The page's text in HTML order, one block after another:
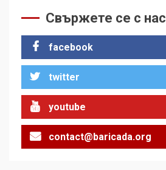
Свържете се с нас
facebook
twitter
youtube
contact@baricada.org